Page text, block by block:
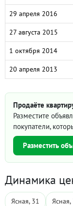
29 апреля 2016
27 августа 2015
1 октября 2014
20 апреля 2013
Продаёте
Разместите
покупатели,
Разместить
Динамика
Ясная, 31